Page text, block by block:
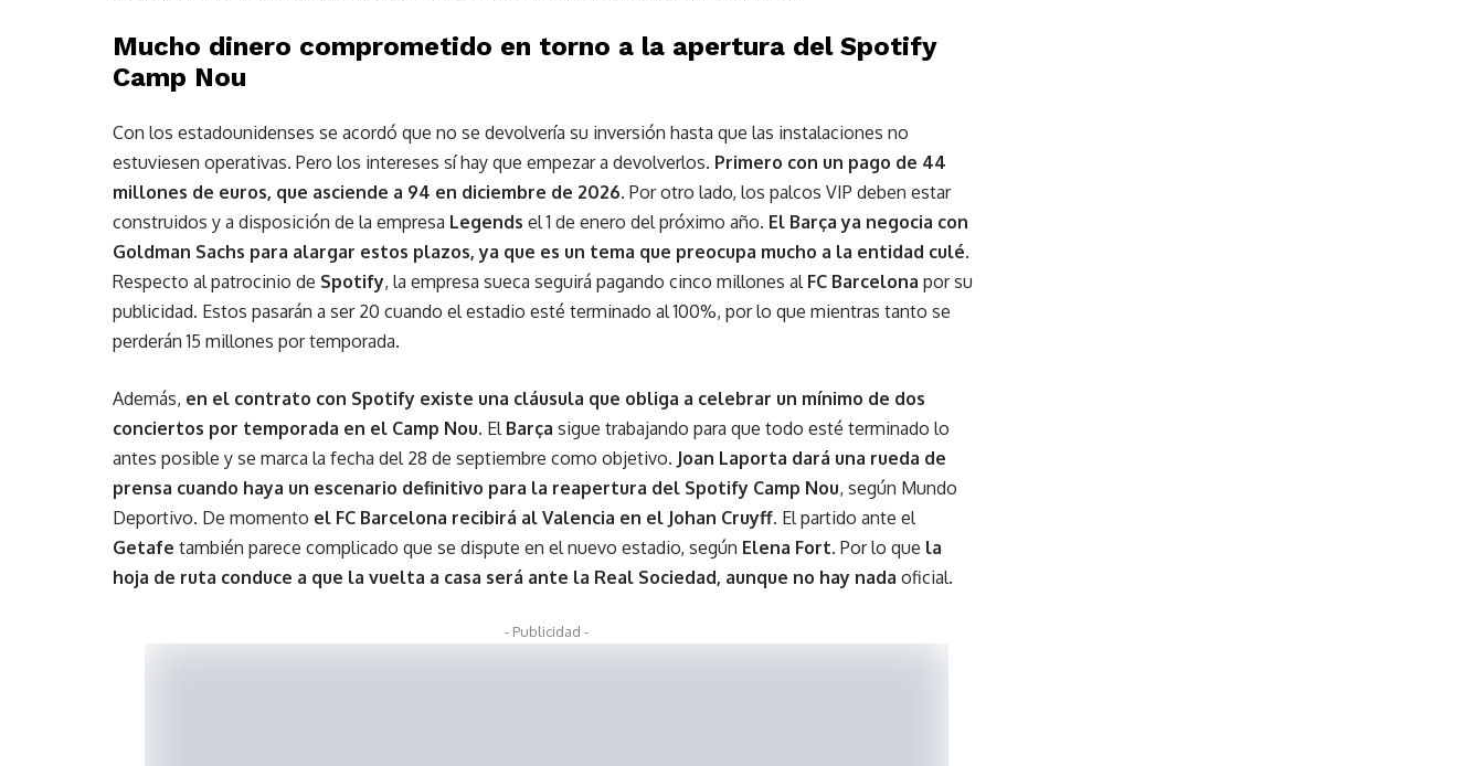
Mucho dinero comprometido en torno a la apertura del Spotify
Camp Nou
Con los estadounidenses se acordó que no se devolvería su inversión hasta que las instalaciones no
estuviesen operativas. Pero los intereses sí hay que empezar a devolverlos. Primero con un pago de 44
millones de euros, que asciende a 94 en diciembre de 2026. Por otro lado, los palcos VIP deben estar
construidos y a disposición de la empresa Legends el 1 de enero del próximo año. El Barça ya negocia con
Goldman Sachs para alargar estos plazos, ya que es un tema que preocupa mucho a la entidad culé.
Respecto al patrocinio de Spotify, la empresa sueca seguirá pagando cinco millones al FC Barcelona por su
publicidad. Estos pasarán a ser 20 cuando el estadio esté terminado al 100%, por lo que mientras tanto se
perderán 15 millones por temporada.
Además, en el contrato con Spotify existe una cláusula que obliga a celebrar un mínimo de dos
conciertos por temporada en el Camp Nou. El Barça sigue trabajando para que todo esté terminado lo
antes posible y se marca la fecha del 28 de septiembre como objetivo. Joan Laporta dará una rueda de
prensa cuando haya un escenario definitivo para la reapertura del Spotify Camp Nou, según Mundo
Deportivo. De momento el FC Barcelona recibirá al Valencia en el Johan Cruyff. El partido ante el
Getafe también parece complicado que se dispute en el nuevo estadio, según Elena Fort. Por lo que la
hoja de ruta conduce a que la vuelta a casa será ante la Real Sociedad, aunque no hay nada oficial.
- Publicidad -